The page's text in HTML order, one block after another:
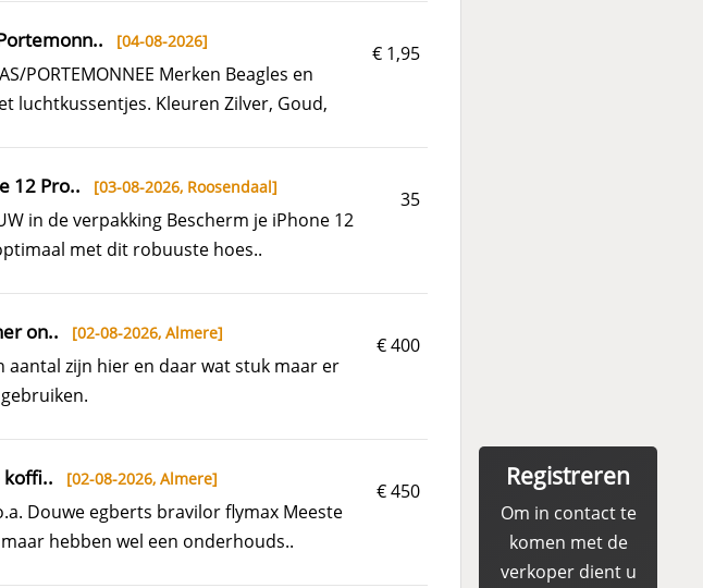
€ 1,95
[04-08-2026]
PORTEMONNEE Merken Beagles en
luchtkussentjes. Kleuren Zilver, Goud,
35
12 Pro.. [03-08-2026, Roosendaal]
in de verpakking Bescherm je iPhone 12
met dit robuuste hoes..
€ 400
on.. [02-08-2026, Almere]
aantal zijn hier en daar wat stuk maar er
€ 450
koffi.. [02-08-2026, Almere]
Douwe egberts bravilor flymax Meeste
hebben wel een onderhouds..
Registreren
Om in contact te
komen met de
verkoper dient u